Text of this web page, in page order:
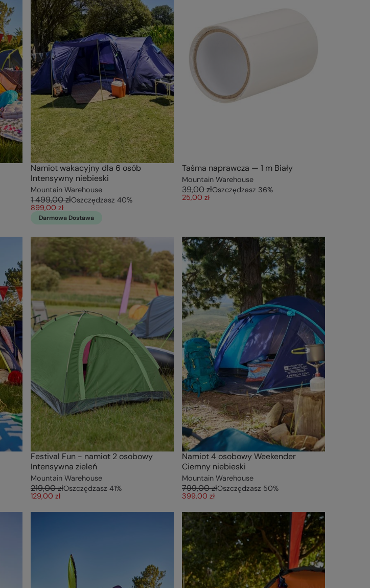
Namiot wakacyjny dla 6 osób
Intensywny niebieski
Mountain Warehouse
1 499,00 złOszczędzasz 40%
899,00 zł
Darmowa Dostawa
Taśma naprawcza — 1 m Biały
Mountain Warehouse
39,00 złOszczędzasz 36%
25,00 zł
Festival Fun - namiot 2 osobowy
Intensywna zieleń
Mountain Warehouse
219,00 złOszczędzasz 41%
129,00 zł
Namiot 4 osobowy Weekender
Ciemny niebieski
Mountain Warehouse
799,00 złOszczędzasz 50%
399,00 zł